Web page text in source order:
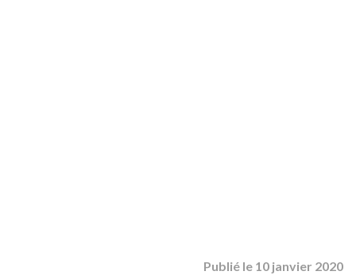
Publié le 10 janvier 2020